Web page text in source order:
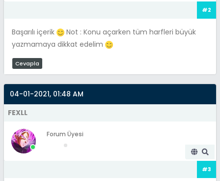
#2
Başarılı içerik
Not : Konu açarken tüm harfleri büyük
yazmamaya dikkat edelim
Cevapla
04-01-2021, 01:48 AM
FEXLL
Forum Üyesi
#3